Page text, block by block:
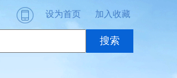
设为首页 加入收藏